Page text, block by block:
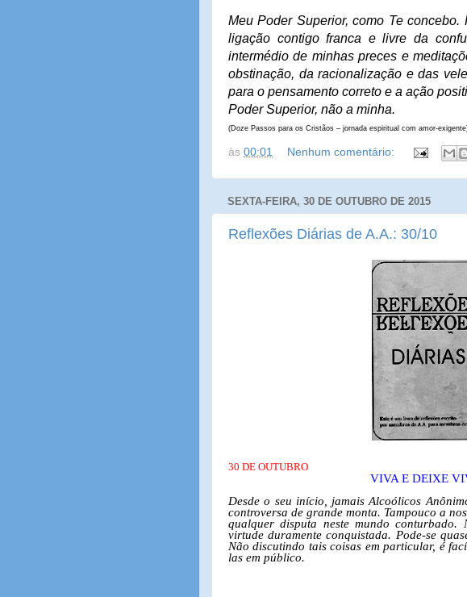
Meu Poder Superior, como Te concebo.
ligação contigo franca e livre da
intermédio de minhas preces e
obstinação, da racionalização e das
para o pensamento correto e a ação
Poder Superior, não a minha.
(Doze Passos para os Cristãos – jornada espiritual com amor-
às 00:01 Nenhum comentário:
SEXTA-FEIRA, 30 DE OUTUBRO DE 2015
Reflexões Diárias de A.A.: 30/10
30 DE OUTUBRO
VIVA E DEIXE
Desde o seu início, jamais Alcoólicos
controversa de grande monta. Tampouco a
qualquer disputa neste mundo conturbado.
virtude duramente conquistada. Pode-se
Não discutindo tais coisas em particular, é
las em público.